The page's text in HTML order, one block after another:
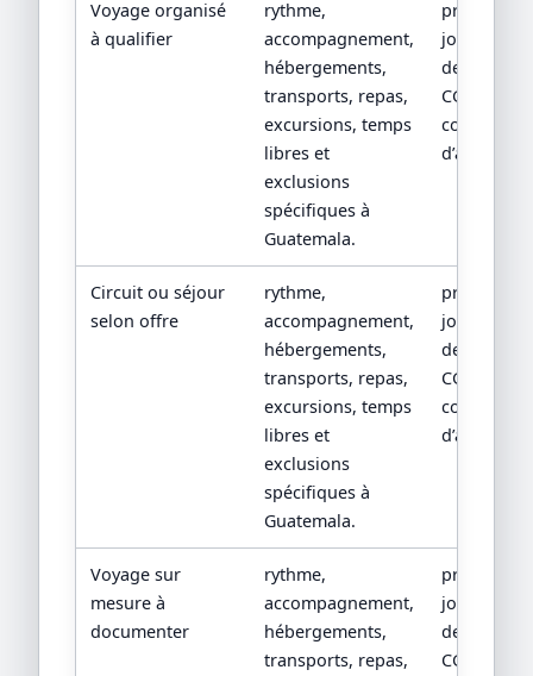
Voyage organisé
à qualifier
rythme,
accompagnement,
hébergements,
transports, repas,
excursions, temps
libres et
exclusions
spécifiques à
Guatemala.
jour par
devis
CGV/CPV et
conditions
Circuit ou séjour
selon offre
rythme,
accompagnement,
hébergements,
transports, repas,
excursions, temps
libres et
exclusions
spécifiques à
Guatemala.
jour par
devis
CGV/CPV et
conditions
Voyage sur
mesure à
documenter
rythme,
accompagnement,
hébergements,
transports, repas,
jour par
devis
CGV/CPV et